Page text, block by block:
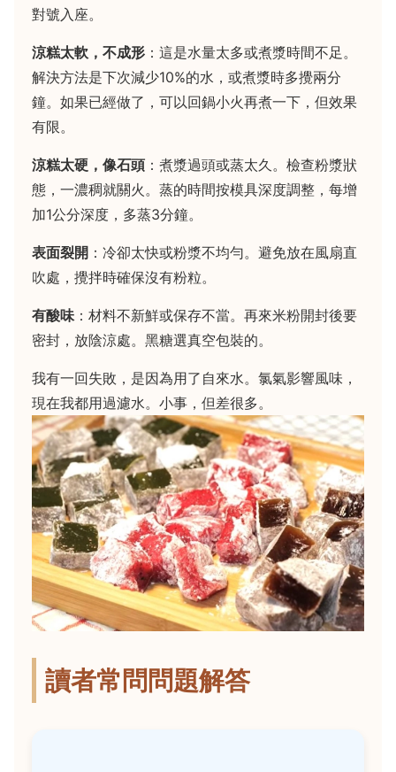
對號入座。
涼糕太軟，不成形 ：這是水量太多或煮漿時間不足。
解決方法是下次減少10%的水，或煮漿時多攪兩分
鐘。如果已經做了，可以回鍋小火再煮一下，但效果
有限。
涼糕太硬，像石頭 ：煮漿過頭或蒸太久。檢查粉漿狀
態，一濃稠就關火。蒸的時間按模具深度調整，每增
加1公分深度，多蒸3分鐘。
表面裂開 ：冷卻太快或粉漿不均勻。避免放在風扇直
吹處，攪拌時確保沒有粉粒。
有酸味：材料不新鮮或保存不當。再來米粉開封後要
密封，放陰涼處。黑糖選真空包裝的。
我有一回失敗，是因為用了自來水。氯氣影響風味，
現在我都用過濾水。小事，但差很多。
讀者常問問題解答